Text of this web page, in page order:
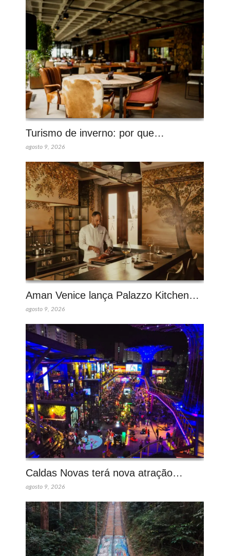
Turismo de inverno: por que…
agosto 9, 2026
Aman Venice lança Palazzo Kitchen…
agosto 9, 2026
Caldas Novas terá nova atração…
agosto 9, 2026